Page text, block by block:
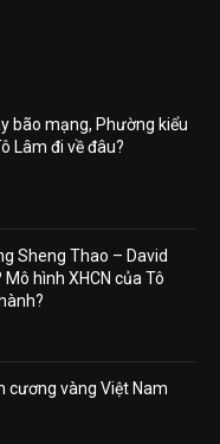
bão mạng, Phường kiểu
Lâm đi về đâu?
Sheng Thao – David
Mô hình XHCN của Tô
cương vàng Việt Nam